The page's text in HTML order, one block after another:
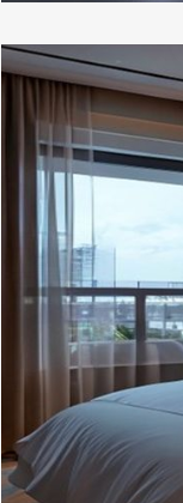
出差住酒店，
个频道翻了
频。这是大